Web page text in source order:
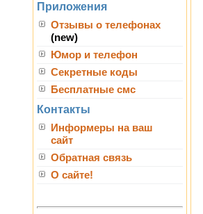
Приложения
Отзывы о телефонах
(new)
Юмор и телефон
Секретные коды
Бесплатные смс
Контакты
Информеры на ваш
сайт
Обратная связь
О сайте!